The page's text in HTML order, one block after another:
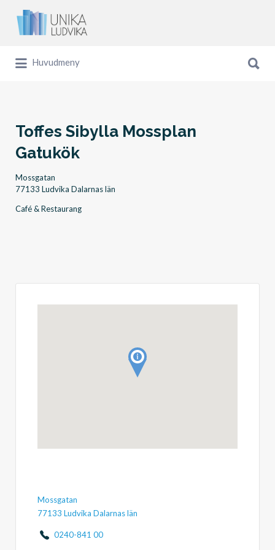
Sök
efter:
Huvudmeny
efter:
Toffes Sibylla Mossplan
Gatukök
Mossgatan
77133 Ludvika Dalarnas län
Café & Restaurang
Mossgatan
77133 Ludvika Dalarnas län
0240-841 00